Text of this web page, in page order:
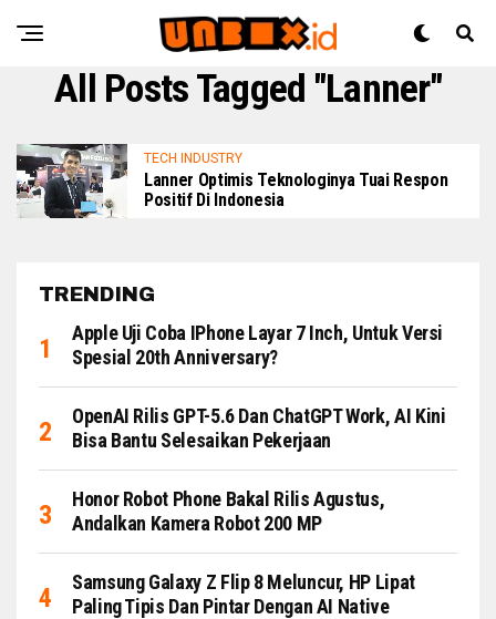
All Posts Tagged "Lanner"
TECH INDUSTRY
Lanner Optimis Teknologinya Tuai Respon
Positif Di Indonesia
TRENDING
Apple Uji Coba IPhone Layar 7 Inch, Untuk Versi
Spesial 20th Anniversary?
OpenAI Rilis GPT-5.6 Dan ChatGPT Work, AI Kini
Bisa Bantu Selesaikan Pekerjaan
Honor Robot Phone Bakal Rilis Agustus,
Andalkan Kamera Robot 200 MP
Samsung Galaxy Z Flip 8 Meluncur, HP Lipat
Paling Tipis Dan Pintar Dengan AI Native